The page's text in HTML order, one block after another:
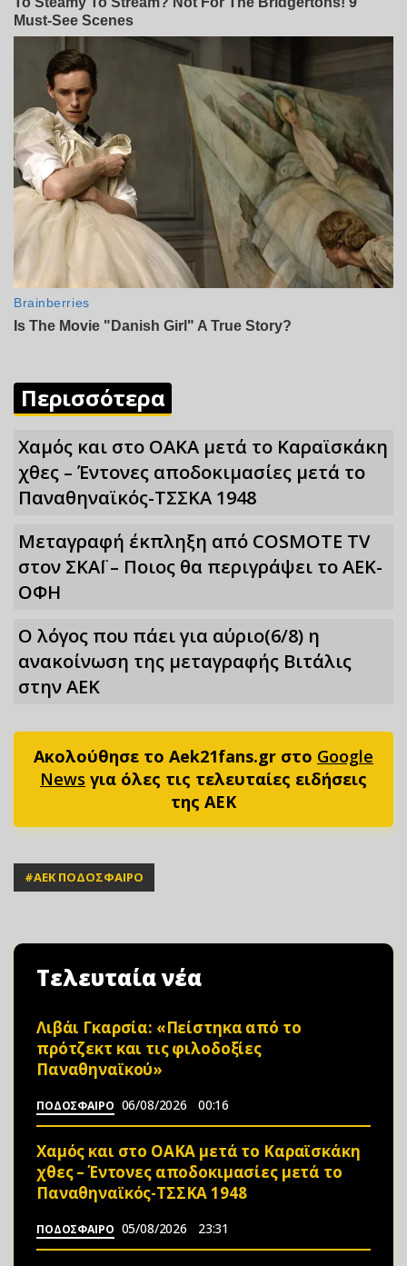
Περισσότερα
Χαμός και στο ΟΑΚΑ μετά το Καραϊσκάκη
χθες – Έντονες αποδοκιμασίες μετά το
Παναθηναϊκός-ΤΣΣΚΑ 1948
Μεταγραφή έκπληξη από COSMOTE TV
στον ΣΚΑΪ – Ποιος θα περιγράψει το ΑΕΚ-
ΟΦΗ
Ο λόγος που πάει για αύριο(6/8) η
ανακοίνωση της μεταγραφής Βιτάλις
στην ΑΕΚ
Ακολούθησε το Aek21fans.gr στο Google
News για όλες τις τελευταίες ειδήσεις
της ΑΕΚ
#ΑΕΚ ΠΟΔΟΣΦΑΙΡΟ
Τελευταία νέα
Λιβάι Γκαρσία: «Πείστηκα από το
πρότζεκτ και τις φιλοδοξίες
Παναθηναϊκού»
ΠΟΔΟΣΦΑΙΡΟ 06/08/2026 00:16
Χαμός και στο ΟΑΚΑ μετά το Καραϊσκάκη
χθες – Έντονες αποδοκιμασίες μετά το
Παναθηναϊκός-ΤΣΣΚΑ 1948
ΠΟΔΟΣΦΑΙΡΟ 05/08/2026 23:31